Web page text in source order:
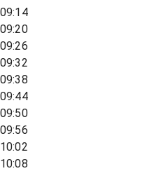
09:14
09:20
09:26
09:32
09:38
09:44
09:50
09:56
10:02
10:08